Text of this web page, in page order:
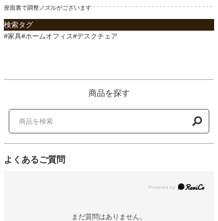
座面裏で調整ノズルがございます
検索タグ
#家具#ホームオフィス#デスクチェア
商品を探す
よくあるご質問
Powered by
まだ質問はありません。